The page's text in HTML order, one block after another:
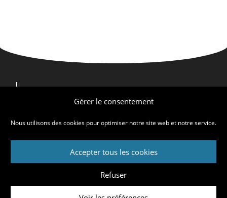
Gérer le consentement
Nous utilisons des cookies pour optimiser notre site web et notre service.
Accepter tous les cookies
Refuser
Nous contacter
Nous trouver
Qui sommes-nous ?
Mentions légales
Crédits
Politique d’utilisation des cookies
© CFE-CGC Casino 2026